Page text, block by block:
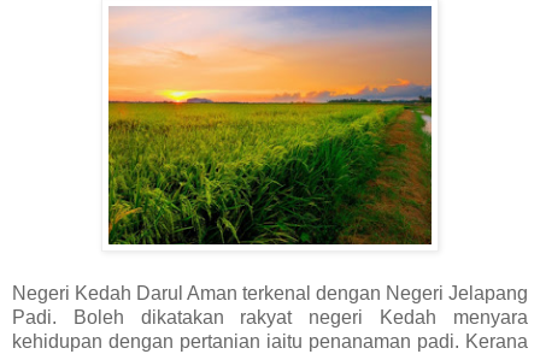
Negeri Kedah Darul Aman terkenal dengan Negeri Jelapang
Padi. Boleh dikatakan rakyat negeri Kedah menyara
kehidupan dengan pertanian iaitu penanaman padi. Kerana